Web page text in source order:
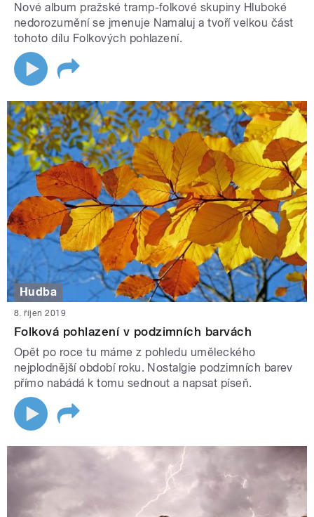
Nové album pražské tramp-folkové skupiny Hluboké
nedorozumění se jmenuje Namaluj a tvoří velkou část
tohoto dílu Folkových pohlazení.
Hudba
8. říjen 2019
Folková pohlazení v podzimních barvách
Opět po roce tu máme z pohledu uměleckého
nejplodnější období roku. Nostalgie podzimních barev
přímo nabádá k tomu sednout a napsat píseň.